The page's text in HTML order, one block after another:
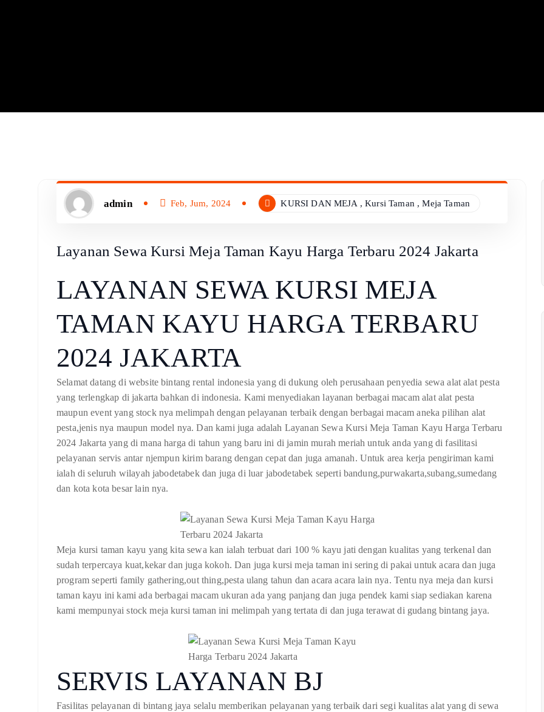
admin Feb, Jum, 2024 KURSI DAN MEJA,Kursi Taman ,Meja Taman
Layanan Sewa Kursi Meja Taman Kayu Harga Terbaru 2024 Jakarta
LAYANAN SEWA KURSI MEJA
TAMAN KAYU HARGA TERBARU
2024 JAKARTA
Selamat datang di website bintang rental indonesia yang di dukung oleh perusahaan penyedia sewa alat alat pesta
yang terlengkap di jakarta bahkan di indonesia. Kami menyediakan layanan berbagai macam alat alat pesta
maupun event yang stock nya melimpah dengan pelayanan terbaik dengan berbagai macam aneka pilihan alat
pesta,jenis nya maupun model nya. Dan kami juga adalah Layanan Sewa Kursi Meja Taman Kayu Harga Terbaru
2024 Jakarta yang di mana harga di tahun yang baru ini di jamin murah meriah untuk anda yang di fasilitasi
pelayanan servis antar njempun kirim barang dengan cepat dan juga amanah. Untuk area kerja pengiriman kami
ialah di seluruh wilayah jabodetabek dan juga di luar jabodetabek seperti bandung,purwakarta,subang,sumedang
dan kota kota besar lain nya.
Meja kursi taman kayu yang kita sewa kan ialah terbuat dari 100 % kayu jati dengan kualitas yang terkenal dan
sudah terpercaya kuat,kekar dan juga kokoh. Dan juga kursi meja taman ini sering di pakai untuk acara dan juga
program seperti family gathering,out thing,pesta ulang tahun dan acara acara lain nya. Tentu nya meja dan kursi
taman kayu ini kami ada berbagai macam ukuran ada yang panjang dan juga pendek kami siap sediakan karena
kami mempunyai stock meja kursi taman ini melimpah yang tertata di dan juga terawat di gudang bintang jaya.
SERVIS LAYANAN BJ
Fasilitas pelayanan di bintang jaya selalu memberikan pelayanan yang terbaik dari segi kualitas alat yang di sewa